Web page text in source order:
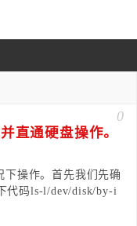
0
直通硬盘操作。
下操作。首先我们先确
代码ls-l/dev/disk/by-i